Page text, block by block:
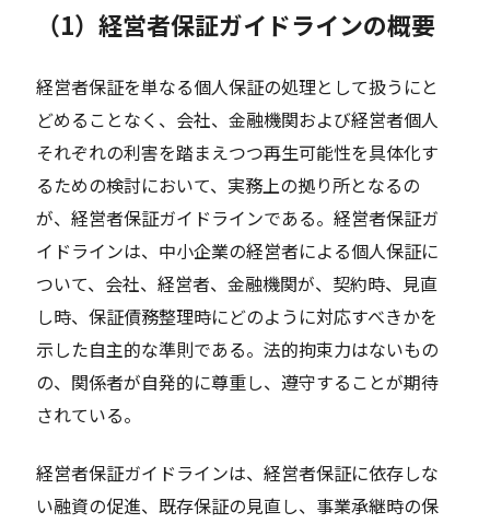
（1）経営者保証ガイドラインの概要
経営者保証を単なる個人保証の処理として扱うにと
どめることなく、会社、金融機関および経営者個人
それぞれの利害を踏まえつつ再生可能性を具体化す
るための検討において、実務上の拠り所となるの
が、経営者保証ガイドラインである。経営者保証ガ
イドラインは、中小企業の経営者による個人保証に
ついて、会社、経営者、金融機関が、契約時、見直
し時、保証債務整理時にどのように対応すべきかを
示した自主的な準則である。法的拘束力はないもの
の、関係者が自発的に尊重し、遵守することが期待
されている。
経営者保証ガイドラインは、経営者保証に依存しな
い融資の促進、既存保証の見直し、事業承継時の保